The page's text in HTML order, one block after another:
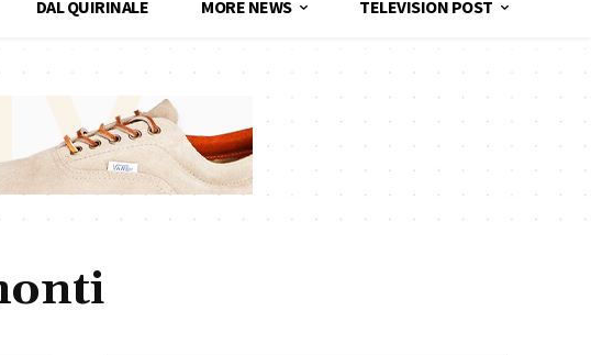
DAL QUIRINALE MORE NEWS TELEVISION POST